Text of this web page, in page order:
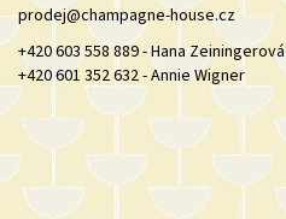
prodej@champagne-house.cz
+420 603 558 889 - Hana Zeiningerová
+420 601 352 632 - Annie Wigner